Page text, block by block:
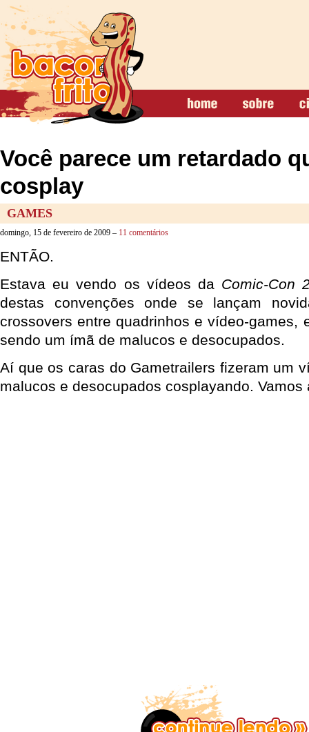
Você parece um retardado
cosplay
GAMES
domingo, 15 de fevereiro de 2009 – 11 comentários
ENTÃO.
Estava eu vendo os vídeos da Comic-Con
destas convenções onde se lançam
crossovers entre quadrinhos e vídeo-games,
sendo um ímã de malucos e desocupados.
Aí que os caras do Gametrailers fizeram um
malucos e desocupados cosplayando. Vamos